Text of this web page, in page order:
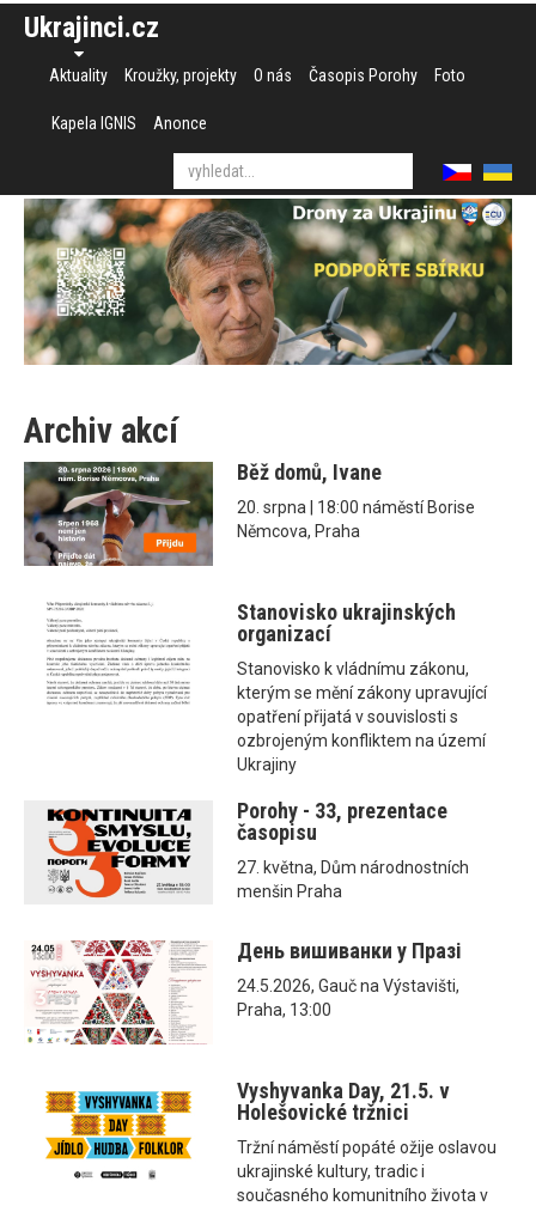
Ukrajinci.cz
Aktuality Kroužky, projekty O nás Časopis Porohy Foto
Kapela IGNIS Anonce
Archiv akcí
Běž domů, Ivane
20. srpna | 18:00 náměstí Borise
Němcova, Praha
Stanovisko ukrajinských
organizací
Stanovisko k vládnímu zákonu,
kterým se mění zákony upravující
opatření přijatá v souvislosti s
ozbrojeným konfliktem na území
Ukrajiny
Porohy - 33, prezentace
časopisu
27. května, Dům národnostních
menšin Praha
День вишиванки у Празі
24.5.2026, Gauč na Výstavišti,
Praha, 13:00
Vyshyvanka Day, 21.5. v
Holešovické tržnici
Tržní náměstí popáté ožije oslavou
ukrajinské kultury, tradic i
současného komunitního života v